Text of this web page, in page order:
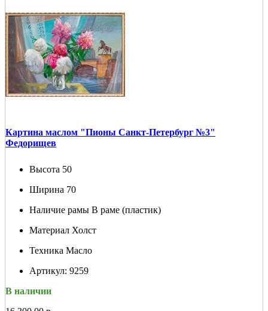
Картина маслом "Пионы Санкт-Петербург №3"
Федорищев
Высота 50
Ширина 70
Наличие рамы В раме (пластик)
Материал Холст
Техника Масло
Артикул: 9259
В наличии